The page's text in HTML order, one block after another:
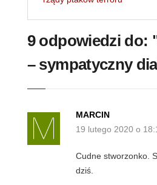
9 odpowiedzi do:
– sympatyczny
MARCIN
19 lutego 2020 o
Cudne stworzonko.
dziś.